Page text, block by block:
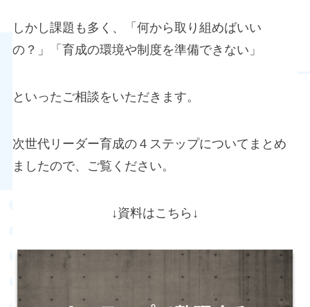
しかし課題も多く、「何から取り組めばいい
の？」「育成の環境や制度を準備できない」
といったご相談をいただきます。
次世代リーダー育成の４ステップについてまとめ
ましたので、ご覧ください。
↓資料はこちら↓